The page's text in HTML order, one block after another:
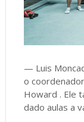
— Luis
o
Howard . Ele
dado aulas a